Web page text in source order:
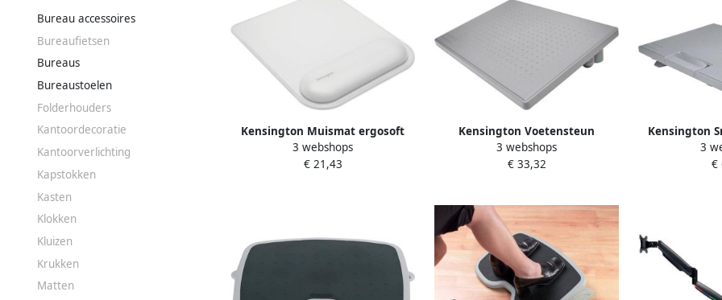
Bureau accessoires
Bureaufietsen
Bureaus
Bureaustoelen
Folderhouders
Kantoordecoratie
Kantoorverlichting
Kapstokken
Kasten
Klokken
Kluizen
Krukken
Matten
Kensington Muismat ergosoft
met polssteun grijs
3 webshops
€ 21,43
Kensington Voetensteun
SmartFit Solemate
3 webshops
€ 33,32
Kensington
pro3
€